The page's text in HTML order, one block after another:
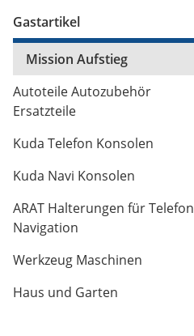
Gastartikel
Mission Aufstieg
Autoteile Autozubehör
Ersatzteile
Kuda Telefon Konsolen
Kuda Navi Konsolen
ARAT Halterungen für Telefon
Navigation
Werkzeug Maschinen
Haus und Garten